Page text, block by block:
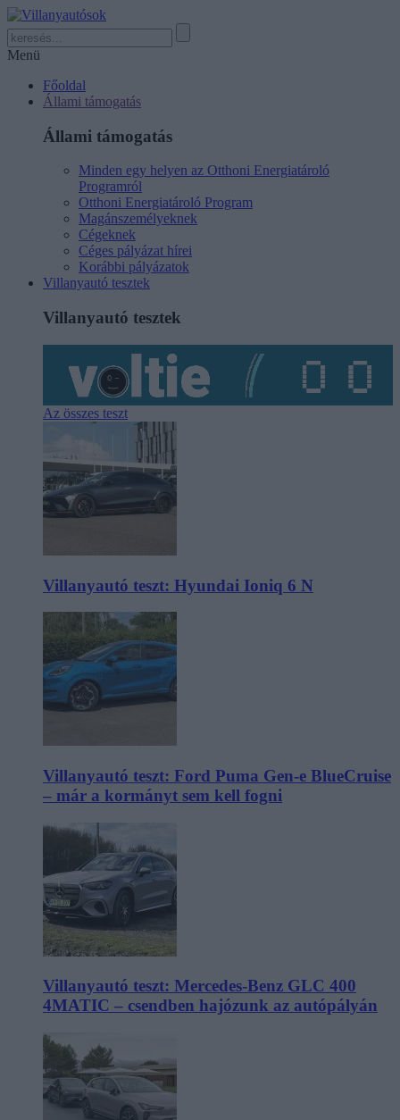
Menü
Főoldal
Állami támogatás
Állami támogatás
Minden egy helyen az Otthoni Energiatároló
Programról
Otthoni Energiatároló Program
Magánszemélyeknek
Cégeknek
Céges pályázat hírei
Korábbi pályázatok
Villanyautó tesztek
Villanyautó tesztek
Az összes teszt
Villanyautó teszt: Hyundai Ioniq 6 N
Villanyautó teszt: Ford Puma Gen-e BlueCruise
– már a kormányt sem kell fogni
Villanyautó teszt: Mercedes-Benz GLC 400
4MATIC – csendben hajózunk az autópályán